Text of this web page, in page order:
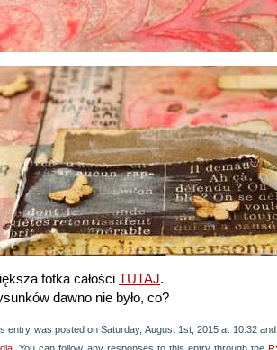
fotka całości TUTAJ.
dawno nie było, co?
entry was posted on Saturday, August 1st, 2015 at 10:32